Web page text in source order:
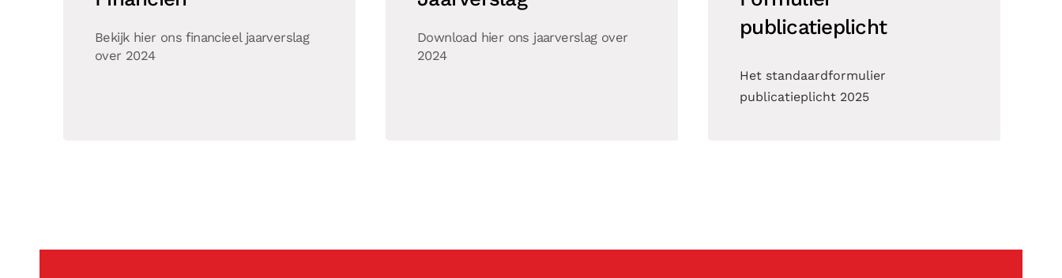
Bekijk hier ons financieel jaarverslag
over 2024
Download hier ons jaarverslag over
2024
publicatieplicht
Het standaardformulier
publicatieplicht 2025